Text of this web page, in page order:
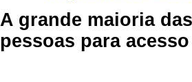
A grande maioria
pessoas para